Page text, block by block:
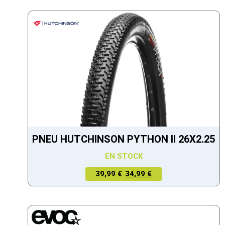
PNEU HUTCHINSON PYTHON II 26X2.25
EN STOCK
39,99 €
LE PRIX
INITIAL
39,99 €.
34,99 €
LE PRIX
ACTUEL
34,99 €.